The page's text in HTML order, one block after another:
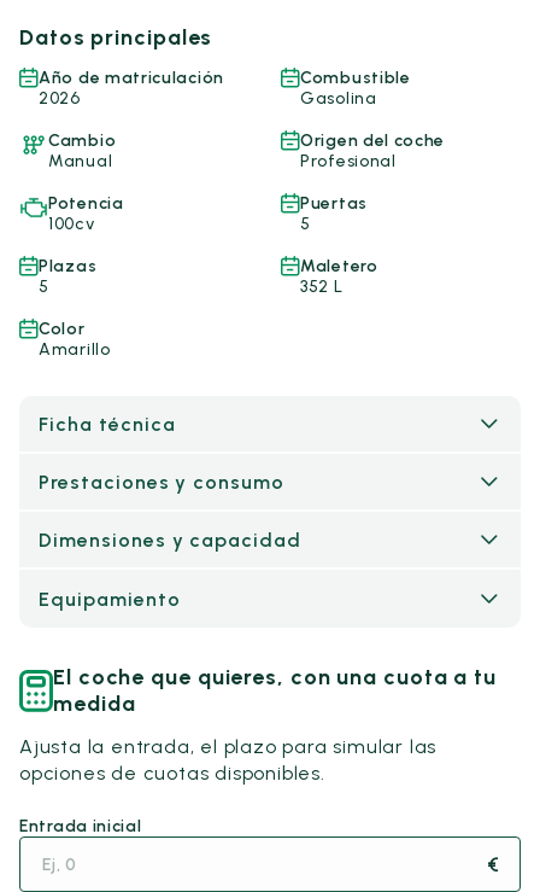
Datos principales
Año de matriculación
2026
Combustible
Gasolina
Cambio
Manual
Origen del coche
Profesional
Potencia
100cv
Puertas
5
Plazas
5
Maletero
352 L
Color
Amarillo
Ficha técnica
Prestaciones y consumo
Dimensiones y capacidad
Equipamiento
El coche que quieres, con una cuota a tu
medida
Ajusta la entrada, el plazo para simular las
opciones de cuotas disponibles.
Entrada inicial
€